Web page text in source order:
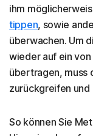
ihm
tippen, sowie
überwachen. Um
wieder auf ein
übertragen, muss
zurückgreifen und
So können Sie